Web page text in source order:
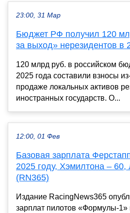
23:00, 31 Мар
Бюджет РФ получил 120
за выход» нерезидентов в
120 млрд руб. в российском
2025 года составили взносы
продаже локальных активов
иностранных государств. О...
12:00, 01 Фев
Базовая зарплата
2025 году, Хэмилтона – 60,
(RN365)
Издание RacingNews365
зарплат пилотов «Формулы-1»